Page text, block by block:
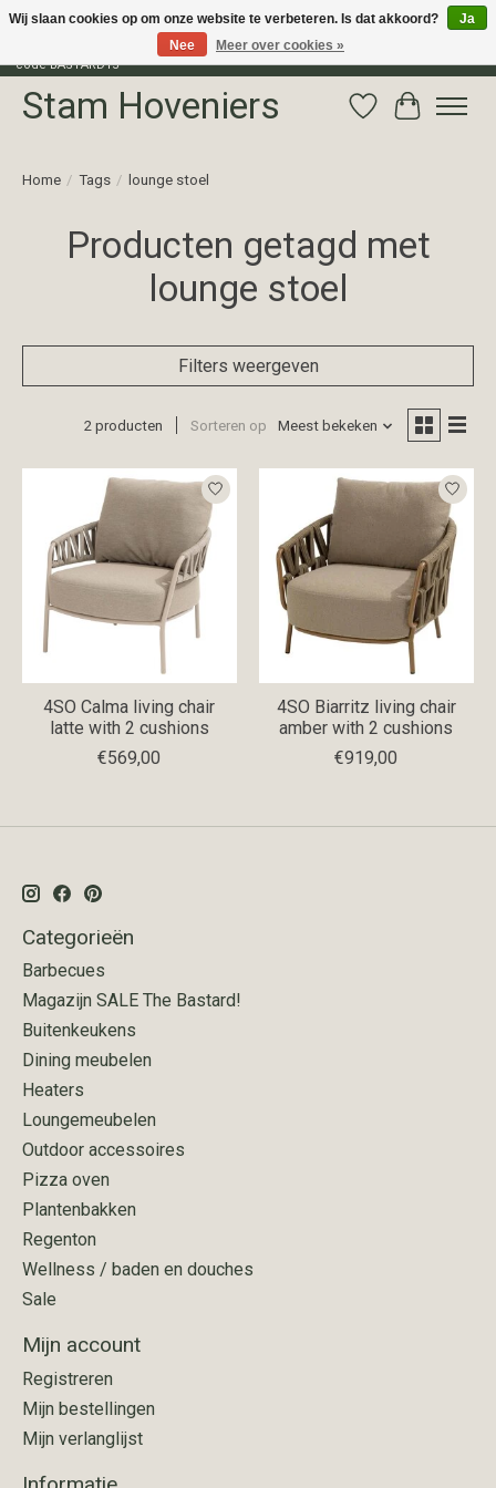
Profiteer van 15% korting op het gehele assortiment van The Bastard met
code BASTARD15
Stam Hoveniers Verlanglijst
Home / Tags / lounge stoel
Producten getagd met
lounge stoel
Filters weergeven
2 producten Sorteren op Meest bekeken
4SO Calma living chair
latte with 2 cushions
€569,00
4SO Biarritz living chair
amber with 2 cushions
€919,00
Categorieën
Barbecues
Magazijn SALE The Bastard!
Buitenkeukens
Dining meubelen
Heaters
Loungemeubelen
Outdoor accessoires
Pizza oven
Plantenbakken
Regenton
Wellness / baden en douches
Sale
Mijn account
Registreren
Mijn bestellingen
Mijn verlanglijst
Wij slaan cookies op om onze website te verbeteren. Is dat akkoord?
Ja
Nee
Meer over cookies »